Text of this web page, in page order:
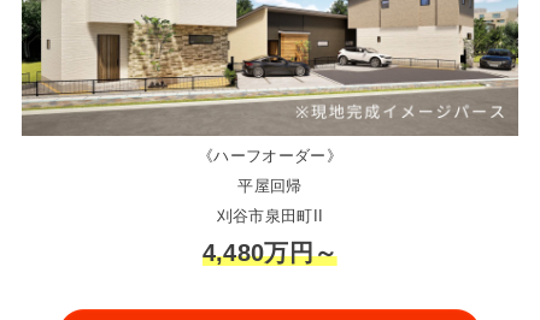
《ハーフオーダー》
平屋回帰
刈谷市泉田町II
4,480万円～